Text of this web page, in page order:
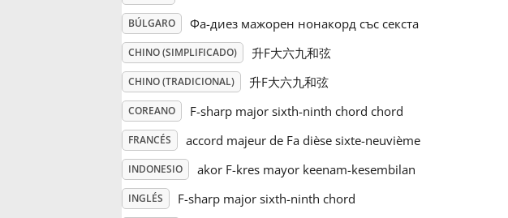
BÚLGARO Фа-диез мажорен нонакорд със секста
CHINO (SIMPLIFICADO) 升F大六九和弦
CHINO (TRADICIONAL) 升F大六九和弦
COREANO F-sharp major sixth-ninth chord chord
FRANCÉS accord majeur de Fa dièse sixte-neuvième
INDONESIO akor F-kres mayor keenam-kesembilan
INGLÉS F-sharp major sixth-ninth chord